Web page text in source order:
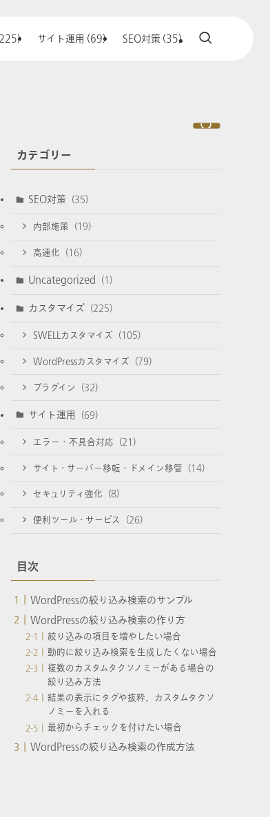
サイト運用 (69) SEO対策 (35)
カテゴリー
SEO対策 (35)
内部施策 (19)
高速化 (16)
Uncategorized (1)
カスタマイズ (225)
SWELLカスタマイズ (105)
WordPressカスタマイズ (79)
プラグイン (32)
サイト運用 (69)
エラー・不具合対応 (21)
サイト・サーバー移転・ドメイン移管 (14)
セキュリティ強化 (8)
便利ツール・サービス (26)
目次
WordPressの絞り込み検索のサンプル
WordPressの絞り込み検索の作り方
絞り込みの項目を増やしたい場合
動的に絞り込み検索を生成したくない場合
複数のカスタムタクソノミーがある場合の
絞り込み方法
結果の表示にタグや抜粋、カスタムタクソ
ノミーを入れる
最初からチェックを付けたい場合
WordPressの絞り込み検索の作成方法